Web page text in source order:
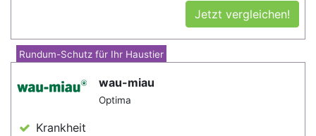
Jetzt vergleichen!
Rundum-Schutz für Ihr Haustier
wau-miau
Optima
Krankheit